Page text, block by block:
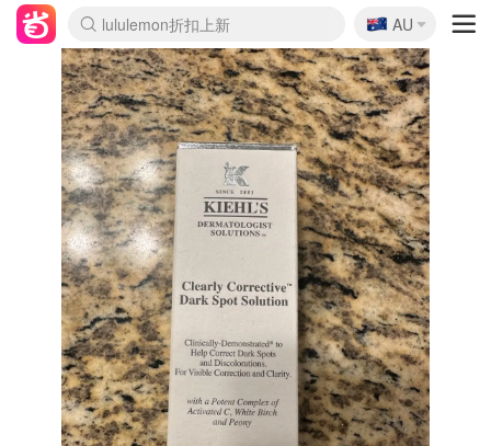
lululemon折扣上新
Sasa美妆护肤3.5折
SSENSE年中2.5折
FreshBeauty好价汇总
Cettire降价+叠9折
WWS Coles超市实拍
viagogo二手票捡漏
Myer折扣汇总
The Outnet奢牌1折起
David Jones 3折起
Flannels大牌1折
Perfumes Club护肤1折
AMIRO面罩$251
Amazon折扣汇总
eToro入金$200送$50
Amazon数码好物
ICONIC本周7.5折
ThedoubleF高奢地板价
Moose Knuckles 6折
EUFY摄像头$98
Selenichast首饰2折
Trip机票酒店促销
YSL送5件彩妆礼
Amazon家居好物
Amazon美妆护肤
雅漾大喷$8
过敏原检测盒$33
科颜氏高保湿面霜$29
SEALIFE海洋馆门票6折
丝塔芙大白罐$16
订阅Newsletter送香薰
Cult Beauty 6.8折
Harrods圣诞日历$525
LN-CC奢牌私促3折
d'Alba空姐喷雾$16
EVE LOM套装£56
Bernardelli独家4折
Adore Beauty 6折起
CT圣诞日历
Mytheresa奢品2.7折
Luxury Escapes 9折
Currentbody美容仪$881
MOON Garden Live
Roborock扫地机$649
Valentino官网5折
CR洗护套装$23
修丽可4件套$159
GANNI官网4.5折
Stylevana韩妆4折
Tessabit高奢8.5折
OGX洗发水$11
Amazon阿德莱德次日达
卡诗8.5折+赠礼
Philips Hue灯具8折
La Mer送8件礼值$529
🇦🇺
AU